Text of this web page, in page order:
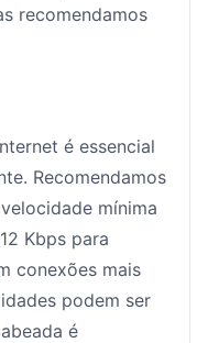
recomendamos
é essencial
Recomendamos
mínima
Kbps para
conexões mais
podem ser
é